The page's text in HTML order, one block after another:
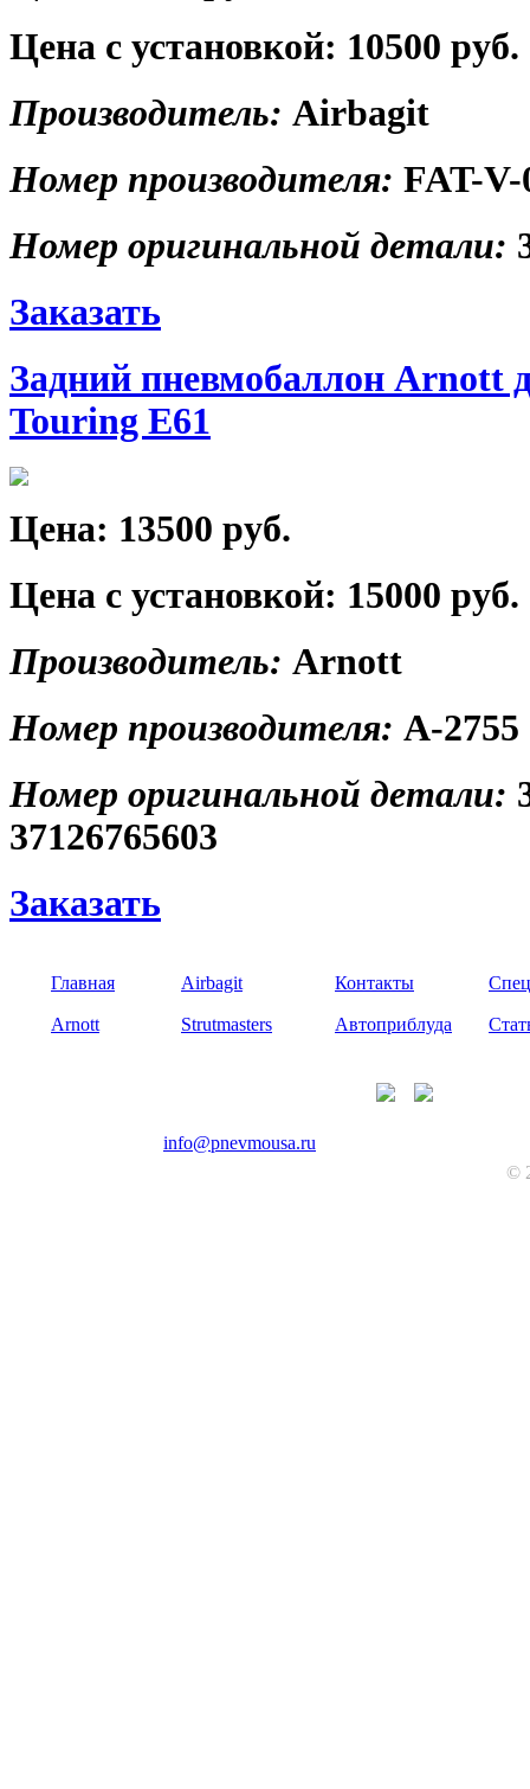
Цена с установкой: 10500 руб.
Производитель: Airbagit
Номер производителя: FAT-V-
Номер оригинальной детали:
Заказать
Задний пневмобаллон Arnott
Touring E61
Цена: 13500 руб.
Цена с установкой: 15000 руб.
Производитель: Arnott
Номер производителя: A-2755
Номер оригинальной детали:
37126765603
Заказать
Главная Airbagit Контакты
Arnott Strutmasters Автоприблуда
info@pnevmousa.ru
©